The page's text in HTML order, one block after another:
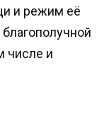
и режим её
числе и